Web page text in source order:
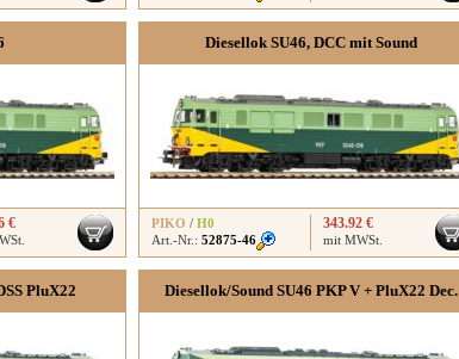
€
Diesellok SU46, DCC mit Sound
PIKO / H0
Art.-Nr.: 52875-46
343.92 €
mit MWSt.
PluX22 Diesellok/Sound SU46 PKP V + PluX22 Dec.